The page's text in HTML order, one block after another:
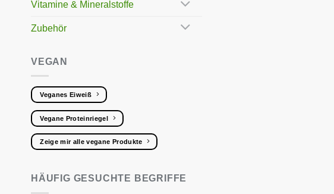
Vitamine & Mineralstoffe
Zubehör
VEGAN
Veganes Eiweiß
Vegane Proteinriegel
Zeige mir alle vegane Produkte
HÄUFIG GESUCHTE BEGRIFFE